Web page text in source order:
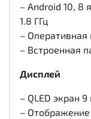
– Android 10, 8
1.8 ГГц
– Оперативная
– Встроенная
Дисплей
– QLED экран
–